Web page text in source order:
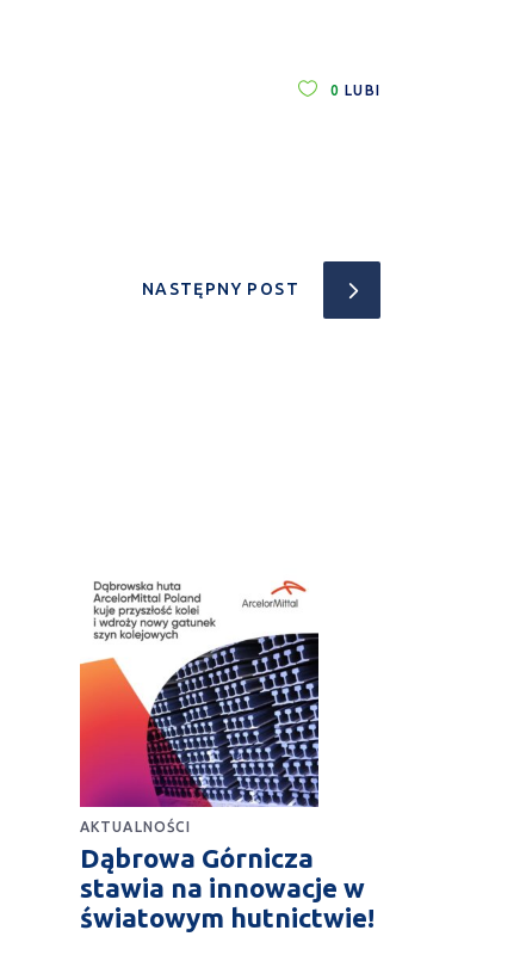
0 LUBI
NASTĘPNY POST
AKTUALNOŚCI
Dąbrowa Górnicza
stawia na innowacje w
światowym hutnictwie!